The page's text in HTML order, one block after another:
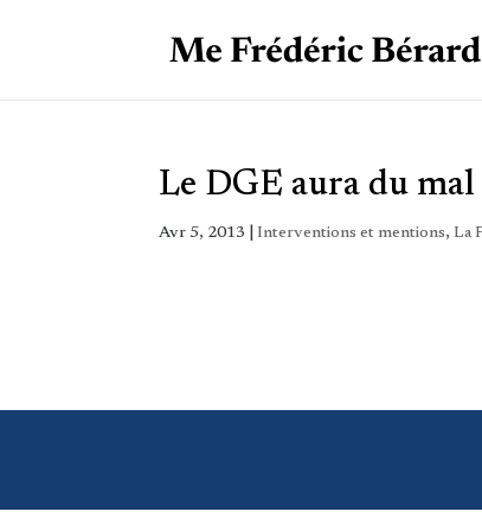
Le DGE aura du
Avr 5, 2013 |Interventions et mentions,La